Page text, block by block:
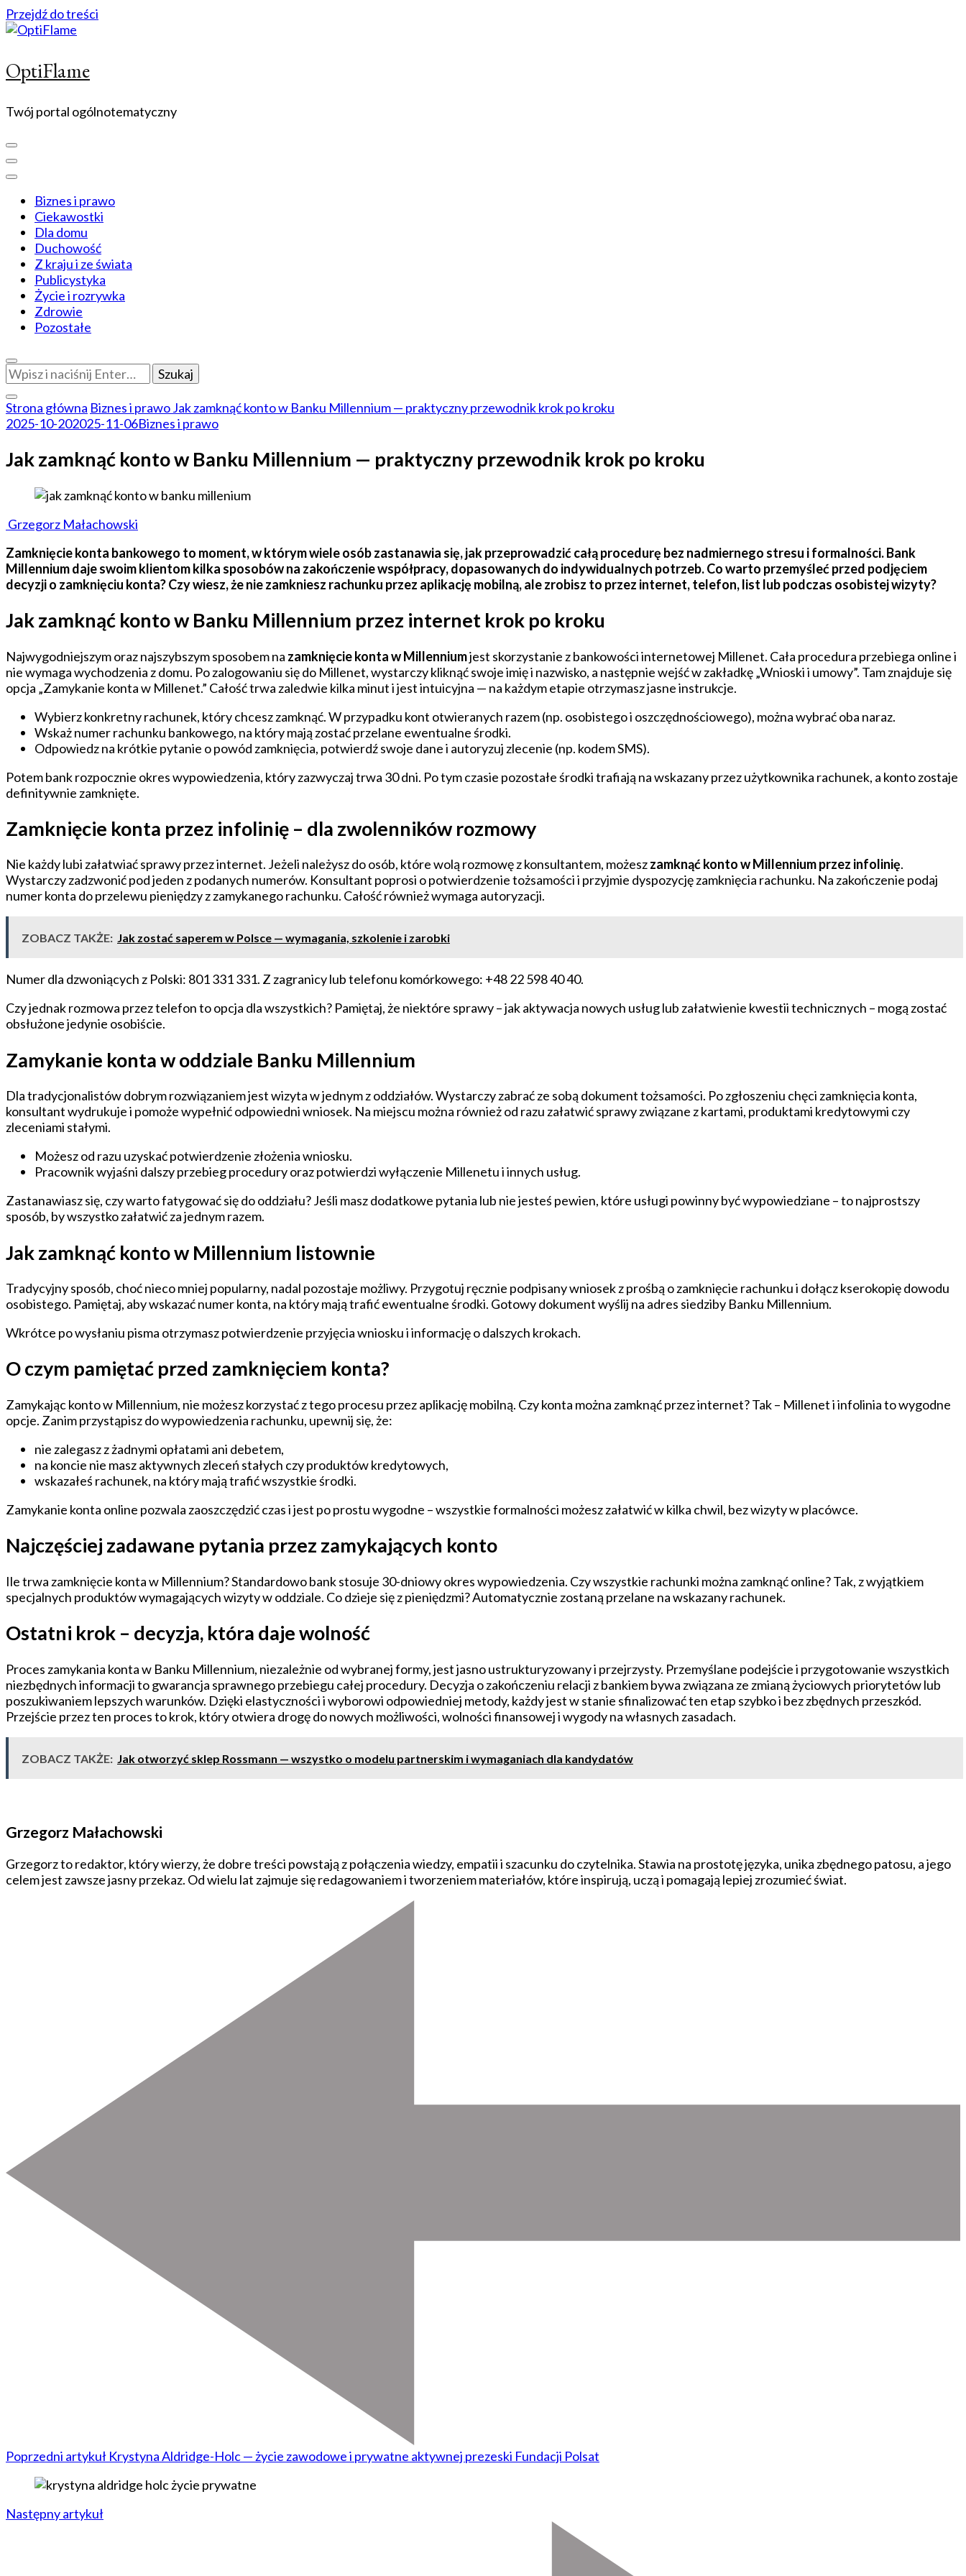
Przejdź do treści
OptiFlame
Twój portal ogólnotematyczny
Biznes i prawo
Ciekawostki
Dla domu
Duchowość
Z kraju i ze świata
Publicystyka
Życie i rozrywka
Zdrowie
Pozostałe
Szukasz
czegoś?
Strona główna Biznes i prawoJak zamknąć konto w Banku Millennium — praktyczny przewodnik krok po kroku
2025-10-202025-11-06Biznes i prawo
Jak zamknąć konto w Banku Millennium — praktyczny przewodnik krok po kroku
Grzegorz Małachowski
Zamknięcie konta bankowego to moment, w którym wiele osób zastanawia się, jak przeprowadzić całą procedurę bez nadmiernego stresu i formalności. Bank
Millennium daje swoim klientom kilka sposobów na zakończenie współpracy, dopasowanych do indywidualnych potrzeb. Co warto przemyśleć przed podjęciem
decyzji o zamknięciu konta? Czy wiesz, że nie zamkniesz rachunku przez aplikację mobilną, ale zrobisz to przez internet, telefon, list lub podczas osobistej wizyty?
Jak zamknąć konto w Banku Millennium przez internet krok po kroku
Najwygodniejszym oraz najszybszym sposobem na zamknięcie konta w Millenniumjest skorzystanie z bankowości internetowej Millenet. Cała procedura przebiega online i
nie wymaga wychodzenia z domu. Po zalogowaniu się do Millenet, wystarczy kliknąć swoje imię i nazwisko, a następnie wejść w zakładkę „Wnioski i umowy”. Tam znajduje się
opcja „Zamykanie konta w Millenet.” Całość trwa zaledwie kilka minut i jest intuicyjna — na każdym etapie otrzymasz jasne instrukcje.
Wybierz konkretny rachunek, który chcesz zamknąć. W przypadku kont otwieranych razem (np. osobistego i oszczędnościowego), można wybrać oba naraz.
Wskaż numer rachunku bankowego, na który mają zostać przelane ewentualne środki.
Odpowiedz na krótkie pytanie o powód zamknięcia, potwierdź swoje dane i autoryzuj zlecenie (np. kodem SMS).
Potem bank rozpocznie okres wypowiedzenia, który zazwyczaj trwa 30 dni. Po tym czasie pozostałe środki trafiają na wskazany przez użytkownika rachunek, a konto zostaje
definitywnie zamknięte.
Zamknięcie konta przez infolinię – dla zwolenników rozmowy
Nie każdy lubi załatwiać sprawy przez internet. Jeżeli należysz do osób, które wolą rozmowę z konsultantem, możeszzamknąć konto w Millennium przez infolinię.
Wystarczy zadzwonić pod jeden z podanych numerów. Konsultant poprosi o potwierdzenie tożsamości i przyjmie dyspozycję zamknięcia rachunku. Na zakończenie podaj
numer konta do przelewu pieniędzy z zamykanego rachunku. Całość również wymaga autoryzacji.
ZOBACZ TAKŻE: Jak zostać saperem w Polsce — wymagania, szkolenie i zarobki
Numer dla dzwoniących z Polski: 801 331 331. Z zagranicy lub telefonu komórkowego: +48 22 598 40 40.
Czy jednak rozmowa przez telefon to opcja dla wszystkich? Pamiętaj, że niektóre sprawy – jak aktywacja nowych usług lub załatwienie kwestii technicznych – mogą zostać
obsłużone jedynie osobiście.
Zamykanie konta w oddziale Banku Millennium
Dla tradycjonalistów dobrym rozwiązaniem jest wizyta w jednym z oddziałów. Wystarczy zabrać ze sobą dokument tożsamości. Po zgłoszeniu chęci zamknięcia konta,
konsultant wydrukuje i pomoże wypełnić odpowiedni wniosek. Na miejscu można również od razu załatwić sprawy związane z kartami, produktami kredytowymi czy
zleceniami stałymi.
Możesz od razu uzyskać potwierdzenie złożenia wniosku.
Pracownik wyjaśni dalszy przebieg procedury oraz potwierdzi wyłączenie Millenetu i innych usług.
Zastanawiasz się, czy warto fatygować się do oddziału? Jeśli masz dodatkowe pytania lub nie jesteś pewien, które usługi powinny być wypowiedziane – to najprostszy
sposób, by wszystko załatwić za jednym razem.
Jak zamknąć konto w Millennium listownie
Tradycyjny sposób, choć nieco mniej popularny, nadal pozostaje możliwy. Przygotuj ręcznie podpisany wniosek z prośbą o zamknięcie rachunku i dołącz kserokopię dowodu
osobistego. Pamiętaj, aby wskazać numer konta, na który mają trafić ewentualne środki. Gotowy dokument wyślij na adres siedziby Banku Millennium.
Wkrótce po wysłaniu pisma otrzymasz potwierdzenie przyjęcia wniosku i informację o dalszych krokach.
O czym pamiętać przed zamknięciem konta?
Zamykając konto w Millennium, nie możesz korzystać z tego procesu przez aplikację mobilną. Czy konta można zamknąć przez internet? Tak – Millenet i infolinia to wygodne
opcje. Zanim przystąpisz do wypowiedzenia rachunku, upewnij się, że:
nie zalegasz z żadnymi opłatami ani debetem,
na koncie nie masz aktywnych zleceń stałych czy produktów kredytowych,
wskazałeś rachunek, na który mają trafić wszystkie środki.
Zamykanie konta online pozwala zaoszczędzić czas i jest po prostu wygodne – wszystkie formalności możesz załatwić w kilka chwil, bez wizyty w placówce.
Najczęściej zadawane pytania przez zamykających konto
Ile trwa zamknięcie konta w Millennium? Standardowo bank stosuje 30-dniowy okres wypowiedzenia. Czy wszystkie rachunki można zamknąć online? Tak, z wyjątkiem
specjalnych produktów wymagających wizyty w oddziale. Co dzieje się z pieniędzmi? Automatycznie zostaną przelane na wskazany rachunek.
Ostatni krok – decyzja, która daje wolność
Proces zamykania konta w Banku Millennium, niezależnie od wybranej formy, jest jasno ustrukturyzowany i przejrzysty. Przemyślane podejście i przygotowanie wszystkich
niezbędnych informacji to gwarancja sprawnego przebiegu całej procedury. Decyzja o zakończeniu relacji z bankiem bywa związana ze zmianą życiowych priorytetów lub
poszukiwaniem lepszych warunków. Dzięki elastyczności i wyborowi odpowiedniej metody, każdy jest w stanie sfinalizować ten etap szybko i bez zbędnych przeszkód.
Przejście przez ten proces to krok, który otwiera drogę do nowych możliwości, wolności finansowej i wygody na własnych zasadach.
ZOBACZ TAKŻE: Jak otworzyć sklep Rossmann — wszystko o modelu partnerskim i wymaganiach dla kandydatów
Grzegorz Małachowski
Grzegorz to redaktor, który wierzy, że dobre treści powstają z połączenia wiedzy, empatii i szacunku do czytelnika. Stawia na prostotę języka, unika zbędnego patosu, a jego
celem jest zawsze jasny przekaz. Od wielu lat zajmuje się redagowaniem i tworzeniem materiałów, które inspirują, uczą i pomagają lepiej zrozumieć świat.
Poprzedni artykuł Krystyna Aldridge-Holc — życie zawodowe i prywatne aktywnej prezeski Fundacji Polsat
Następny artykuł